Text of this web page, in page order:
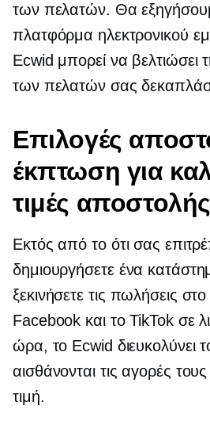
των πελατών. Θα
πλατφόρμα ηλεκτρονικού
Ecwid μπορεί να βελτιώσει
των πελατών σας
Επιλογές
έκπτωση για
τιμές αποστολής
Εκτός από το ότι σας
δημιουργήσετε ένα
ξεκινήσετε τις πωλήσεις
Facebook και το TikTok σε
ώρα, το Ecwid διευκολύνει
αισθάνονται τις αγορές
τιμή.